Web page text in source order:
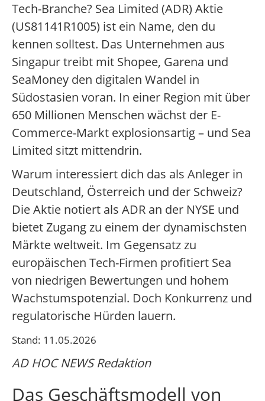
Tech-Branche? Sea Limited (ADR) Aktie
(US81141R1005) ist ein Name, den du
kennen solltest. Das Unternehmen aus
Singapur treibt mit Shopee, Garena und
SeaMoney den digitalen Wandel in
Südostasien voran. In einer Region mit über
650 Millionen Menschen wächst der E-
Commerce-Markt explosionsartig – und Sea
Limited sitzt mittendrin.
Warum interessiert dich das als Anleger in
Deutschland, Österreich und der Schweiz?
Die Aktie notiert als ADR an der NYSE und
bietet Zugang zu einem der dynamischsten
Märkte weltweit. Im Gegensatz zu
europäischen Tech-Firmen profitiert Sea
von niedrigen Bewertungen und hohem
Wachstumspotenzial. Doch Konkurrenz und
regulatorische Hürden lauern.
Stand: 11.05.2026
AD HOC NEWS Redaktion
Das Geschäftsmodell von